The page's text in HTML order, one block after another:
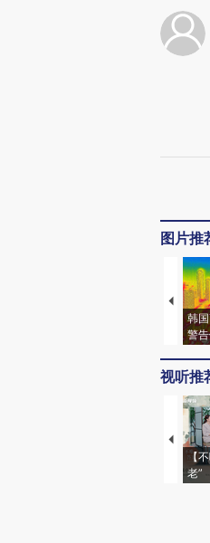
图片推
韩
警
视听推
【
老”